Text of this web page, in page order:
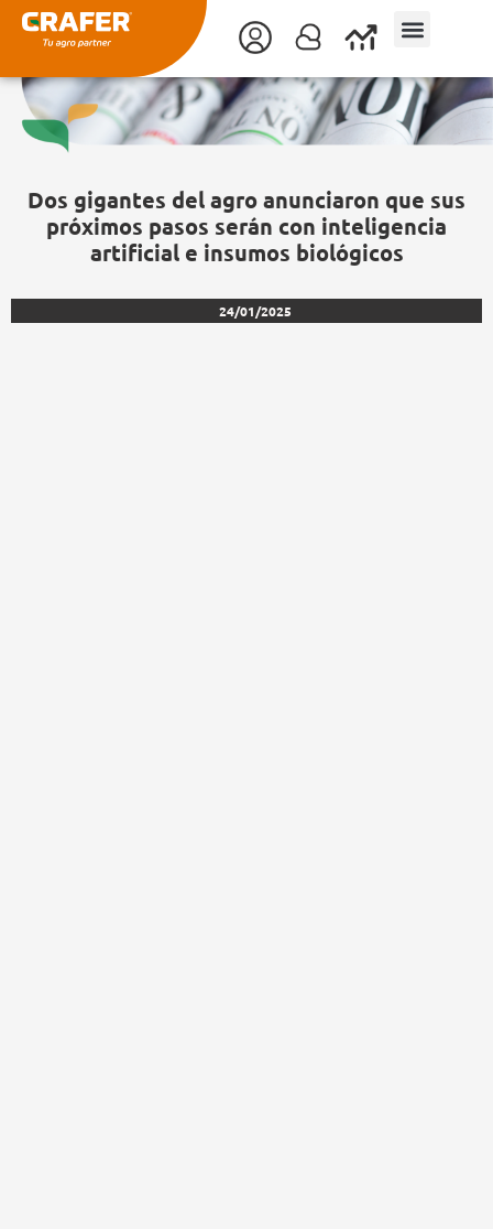
contenido
Dos gigantes del agro anunciaron que sus
próximos pasos serán con inteligencia
artificial e insumos biológicos
24/01/2025